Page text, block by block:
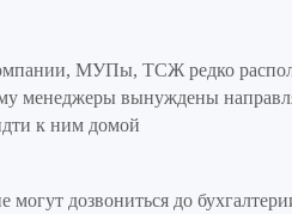
МУПы, ТСЖ редко
менеджеры вынуждены
к ним домой
могут дозвониться до